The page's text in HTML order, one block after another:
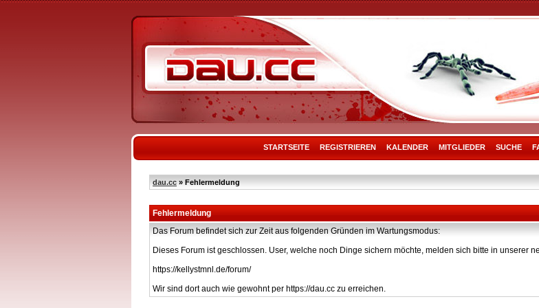
STARTSEITE REGISTRIEREN KALENDER MITGLIEDER SUCHE
dau.cc » Fehlermeldung
Fehlermeldung
Das Forum befindet sich zur Zeit aus folgenden Gründen im Wartungsmodus:
Dieses Forum ist geschlossen. User, welche noch Dinge sichern möchte, melden sich bitte in unserer
https://kellystmnl.de/forum/
Wir sind dort auch wie gewohnt per https://dau.cc zu erreichen.